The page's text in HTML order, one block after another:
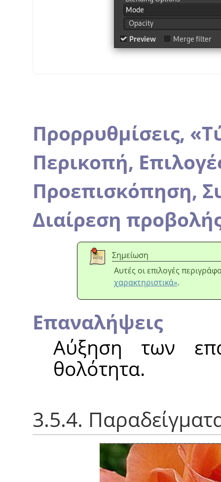
Προρρυθμίσεις, «
Περικοπή,
Προεπισκόπηση,
Διαίρεση
Σημείωση
Αυτές οι επιλογές
χαρακτηριστικά».
Επαναλήψεις
Αύξηση των
θολότητα.
3.5.4.